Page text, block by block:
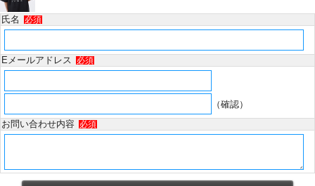
氏名 必須
Eメールアドレス 必須
（確認）
お問い合わせ内容
必須